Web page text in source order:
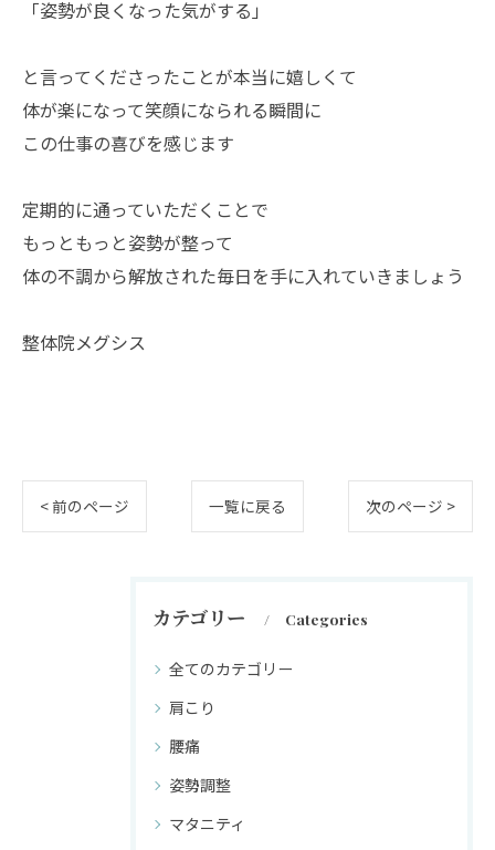
「姿勢が良くなった気がする」
と言ってくださったことが本当に嬉しくて
体が楽になって笑顔になられる瞬間に
この仕事の喜びを感じます
定期的に通っていただくことで
もっともっと姿勢が整って
体の不調から解放された毎日を手に入れていきましょう
整体院メグシス
< 前のページ 一覧に戻る 次のページ >
カテゴリー Categories
全てのカテゴリー
肩こり
腰痛
姿勢調整
マタニティ